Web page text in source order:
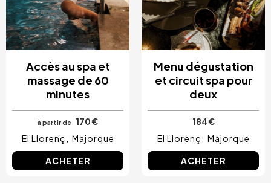
Accès au spa et
massage de 60
minutes
à partir de
170 €
El Llorenç
Majorque
ACHETER
Menu dégustation
et circuit spa pour
deux
184 €
El Llorenç
Majorque
ACHETER